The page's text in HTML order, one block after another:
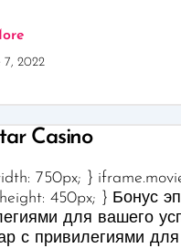
7, 2022
Casino
750px; }
450px; } Бонус
для вашего
с привилегиями